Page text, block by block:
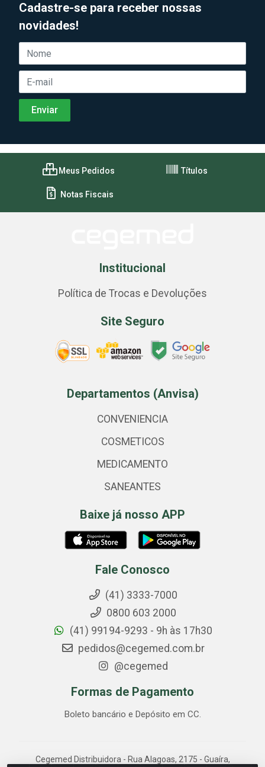
Cadastre-se para receber nossas
novidades!
Meus Pedidos Títulos
Notas Fiscais
Institucional
Política de Trocas e Devoluções
Site Seguro
Departamentos (Anvisa)
CONVENIENCIA
COSMETICOS
MEDICAMENTO
SANEANTES
Baixe já nosso APP
Fale Conosco
(41) 3333-7000
0800 603 2000
(41) 99194-9293 - 9h às 17h30
pedidos@cegemed.com.br
@cegemed
Formas de Pagamento
Boleto bancário e Depósito em CC.
Cegemed Distribuidora - Rua Alagoas, 2175 - Guaíra,